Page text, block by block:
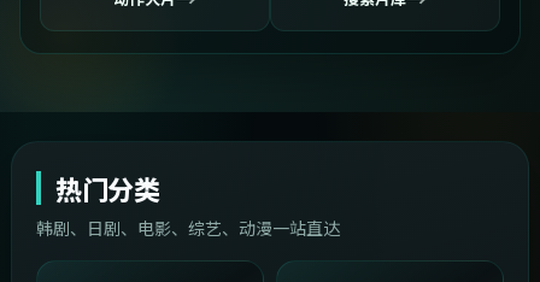
热门分类
韩剧、日剧、电影、综艺、动漫一站直达